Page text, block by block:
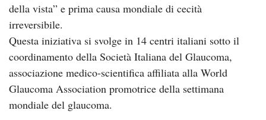
della vista” e prima causa mondiale di cecità
irreversibile.
Questa iniziativa si svolge in 14 centri italiani sotto il
coordinamento della Società Italiana del Glaucoma,
associazione medico-scientifica affiliata alla World
Glaucoma Association promotrice della settimana
mondiale del glaucoma.